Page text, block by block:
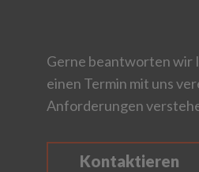
Gerne beantworten wir
einen Termin mit uns
Anforderungen
Kontaktieren